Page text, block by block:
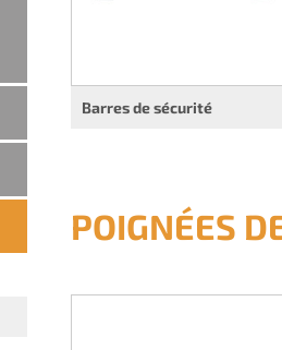
Barres de sécurité
POIGNÉES